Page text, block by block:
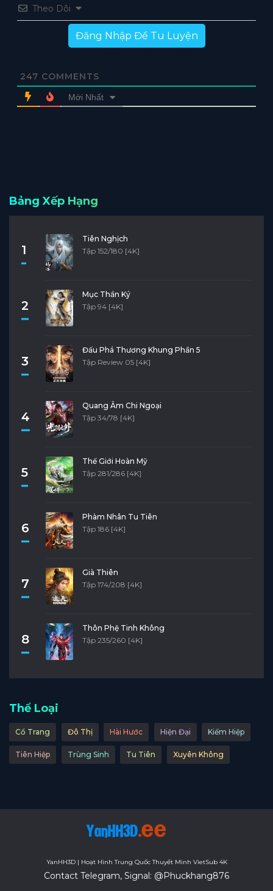
Theo Dõi
Đăng Nhập Để Tu Luyện
247 COMMENTS
Mới Nhất
Bảng Xếp Hạng
1
Tiên Nghịch
Tập 152/180 [4K]
2
Mục Thần Ký
Tập 94 [4K]
3
Đấu Phá Thương Khung Phần 5
Tập Review 05 [4K]
4
Quang Âm Chi Ngoại
Tập 34/78 [4K]
5
Thế Giới Hoàn Mỹ
Tập 281/286 [4K]
6
Phàm Nhân Tu Tiên
Tập 186 [4K]
7
Già Thiên
Tập 174/208 [4K]
8
Thôn Phệ Tinh Không
Tập 235/260 [4K]
Thể Loại
Cổ Trang Đô Thị Hài Hước Hiện Đại Kiếm Hiệp
Tiên Hiệp Trùng Sinh Tu Tiên Xuyên Không
YanHH3D | Hoạt Hình Trung Quốc Thuyết Minh VietSub 4K
Contact Telegram, Signal: @Phuckhang876